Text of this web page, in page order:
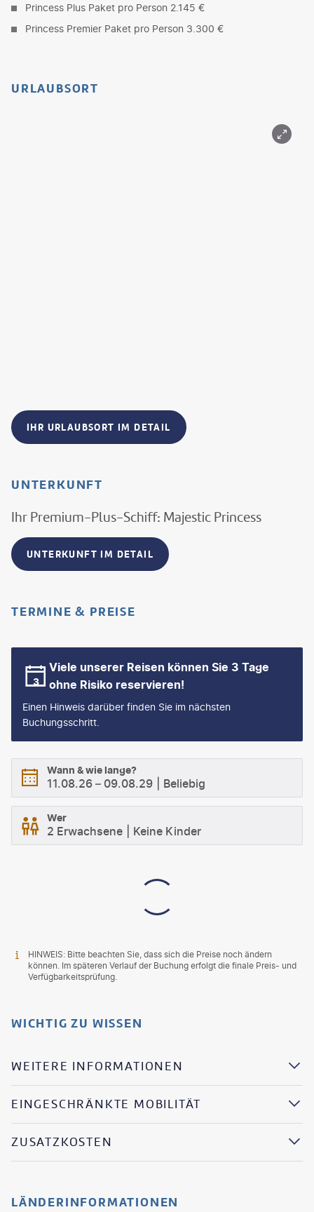
Princess Plus Paket pro Person 2.145 €
Princess Premier Paket pro Person 3.300 €
URLAUBSORT
IHR URLAUBSORT IM DETAIL
UNTERKUNFT
Ihr Premium-Plus-Schiff: Majestic Princess
UNTERKUNFT IM DETAIL
TERMINE & PREISE
Viele unserer Reisen können Sie 3 Tage
ohne Risiko reservieren!
Einen Hinweis darüber finden Sie im nächsten
Buchungsschritt.
Wann & wie lange?
11.08.26 – 09.08.29 Beliebig
Wer
2 Erwachsene Keine Kinder
HINWEIS: Bitte beachten Sie, dass sich die Preise noch ändern
können. Im späteren Verlauf der Buchung erfolgt die finale Preis- und
Verfügbarkeitsprüfung.
WICHTIG ZU WISSEN
WEITERE INFORMATIONEN
EINGESCHRÄNKTE MOBILITÄT
ZUSATZKOSTEN
LÄNDERINFORMATIONEN